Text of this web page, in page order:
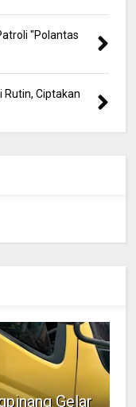
"Polantas
Rutin, Ciptakan
Gelar